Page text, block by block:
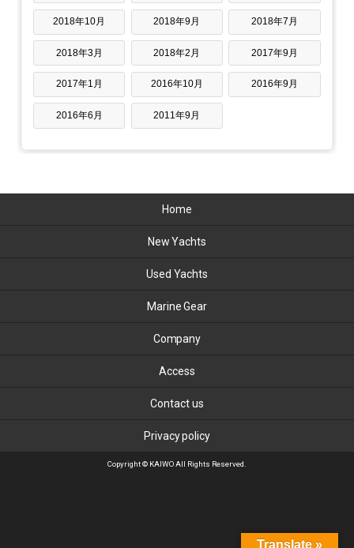
2018年10月 2018年9月 2018年7月
2018年3月 2018年2月 2017年9月
2017年1月 2016年10月 2016年9月
2016年6月 2011年9月
Home
New Yachts
Used Yachts
Marine Gear
Company
Access
Contact us
Privacy policy
Copyright © KAIWO All Rights Reserved.
Translate »